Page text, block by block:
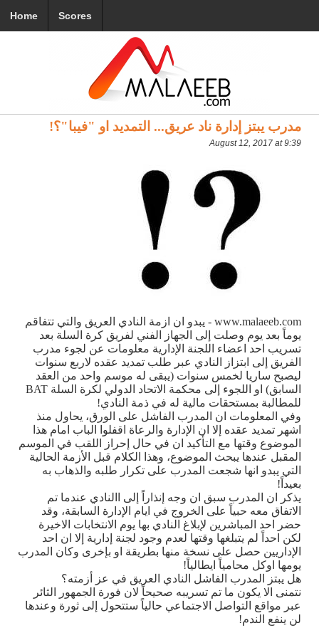
Home Scores
مدرب يبتز إدارة ناد عريق... التمديد او "فيبا"؟!
August 12, 2017 at 9:39
www.malaeeb.com - يبدو ان ازمة النادي العريق والتي تتفاقم
يوماً بعد يوم وصلت إلى الجهاز الفني لفريق كرة السلة بعد
تسريب احد اعضاء اللجنة الإدارية معلومات عن لجوء مدرب
الفريق إلى ابتزاز النادي عبر طلب تمديد عقده لاربع سنوات
ليصبح ساريا لخمس سنوات (يبقى له موسم واحد من العقد
السابق) او اللجوء إلى محكمة الاتحاد الدولي لكرة السلة BAT
للمطالبة بمستحقات مالية له في ذمة النادي!
وفي المعلومات ان المدرب الفاشل على الورق، يحاول منذ
اشهر تمديد عقده إلا ان الإدارة والرعاة اقفلوا الباب امام هذا
الموضوع وقتها مع التأكيد ان في حال إحراز اللقب في الموسم
المقبل عندها يبحث الموضوع، وهذا الكلام قبل الأزمة الحالية
التي يبدو انها شجعت المدرب على تكرار طلبه والذهاب به
بعيداً!
يذكر ان المدرب سبق ان وجه إنذاراً إلى االنادي عندما تم
الاتفاق معه حبياً على الخروج في ايام الإدارة السابقة، وقد
حضر احد المباشرين لإبلاغ النادي بها يوم الانتخابات الاخيرة
لكن احداً لم يتبلغها وقتها لعدم وجود لجنة إدارية إلا ان احد
الإداريين حصل على نسخة منها بطريقة او بإخرى وكان المدرب
يومها اوكل محامياً ايطالياً!
هل يبتز المدرب الفاشل النادي العريق في عز أزمته؟
نتمنى الا يكون ما تم تسريبه صحيحاً لان فورة الجمهور الثائر
عبر مواقع التواصل الاجتماعي حالياً ستتحول إلى ثورة وعندها
لن ينفع الندم!